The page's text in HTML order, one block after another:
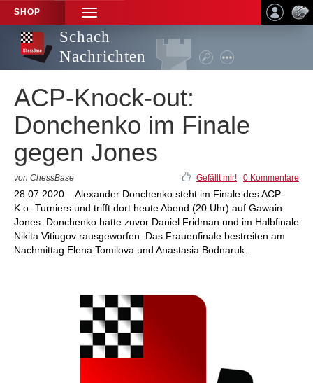
SHOP
TOGGLE
NAVIGATION
Schach
Nachrichten
ACP-Knock-out:
Donchenko im Finale
gegen Jones
von ChessBase Gefällt mir! 0 Kommentare
28.07.2020 – Alexander Donchenko steht im Finale des ACP-
K.o.-Turniers und trifft dort heute Abend (20 Uhr) auf Gawain
Jones. Donchenko hatte zuvor Daniel Fridman und im Halbfinale
Nikita Vitiugov rausgeworfen. Das Frauenfinale bestreiten am
Nachmittag Elena Tomilova und Anastasia Bodnaruk.